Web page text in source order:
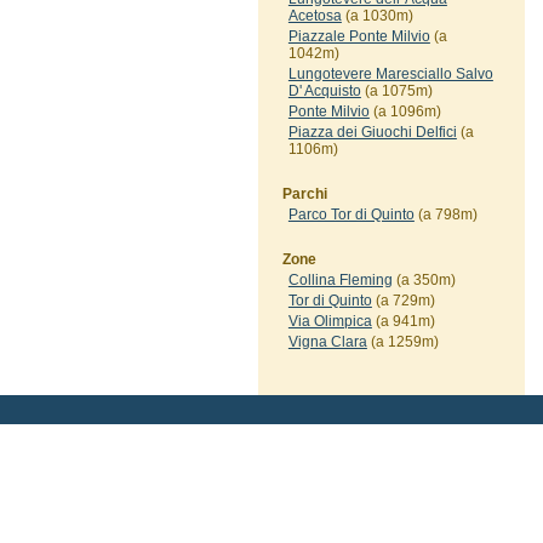
Acetosa(a 1030m)
Piazzale Ponte Milvio(a
1042m)
Lungotevere Maresciallo Salvo
D' Acquisto(a 1075m)
Ponte Milvio(a 1096m)
Piazza dei Giuochi Delfici (a
1106m)
Parchi
Parco Tor di Quinto(a 798m)
Zone
Collina Fleming (a 350m)
Tor di Quinto(a 729m)
Via Olimpica(a 941m)
Vigna Clara(a 1259m)